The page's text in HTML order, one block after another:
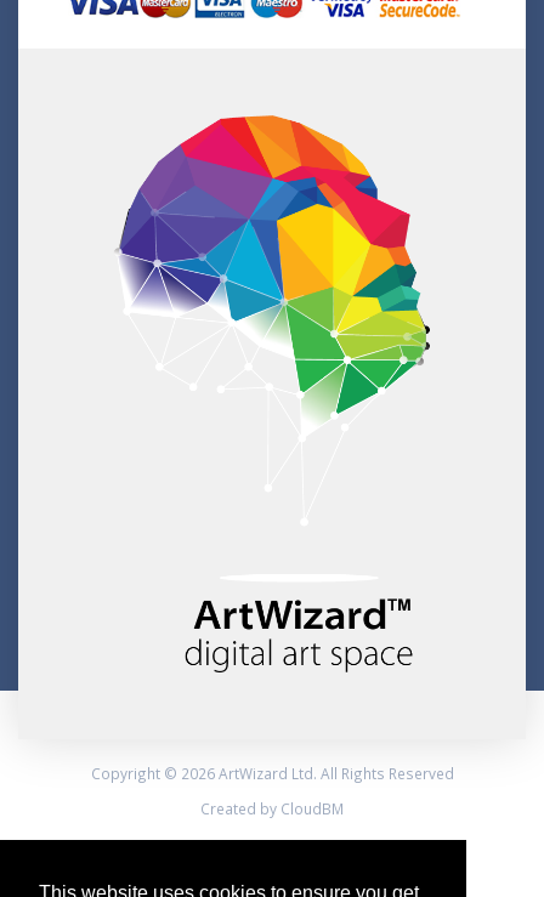
Copyright © 2026 ArtWizard Ltd. All Rights Reserved
Created by CloudBM